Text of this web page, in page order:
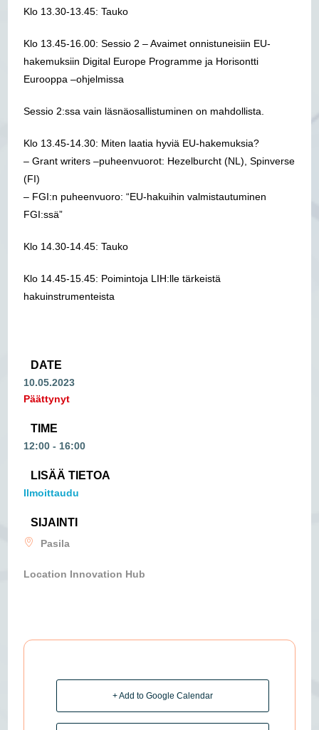
Klo 13.30-13.45: Tauko
Klo 13.45-16.00: Sessio 2 – Avaimet onnistuneisiin EU-
hakemuksiin Digital Europe Programme ja Horisontti
Eurooppa –ohjelmissa
Sessio 2:ssa vain läsnäosallistuminen on mahdollista.
Klo 13.45-14.30: Miten laatia hyviä EU-hakemuksia?
– Grant writers –puheenvuorot: Hezelburcht (NL), Spinverse
(FI)
– FGI:n puheenvuoro: “EU-hakuihin valmistautuminen
FGI:ssä”
Klo 14.30-14.45: Tauko
Klo 14.45-15.45: Poimintoja LIH:lle tärkeistä
hakuinstrumenteista
DATE
10.05.2023
Päättynyt
TIME
12:00 - 16:00
LISÄÄ TIETOA
Ilmoittaudu
SIJAINTI
Pasila
Location Innovation Hub
+ Add to Google Calendar